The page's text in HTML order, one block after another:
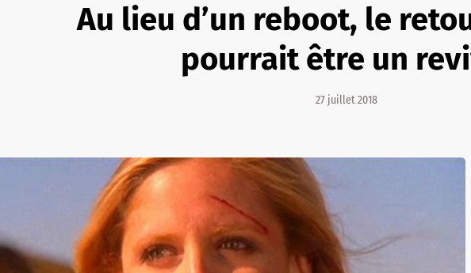
Au lieu d’un reboot, le
pourrait être un
27 juillet 2018